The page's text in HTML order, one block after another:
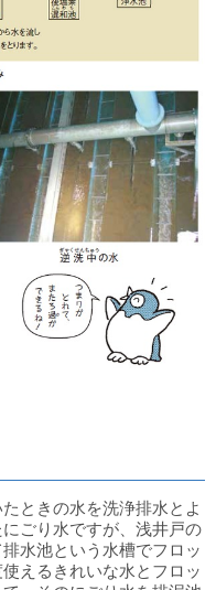
ときの水を洗浄排水とよ
ごり水ですが、浅井戸の
水池という水槽でフロッ
えるきれいな水とフロッ